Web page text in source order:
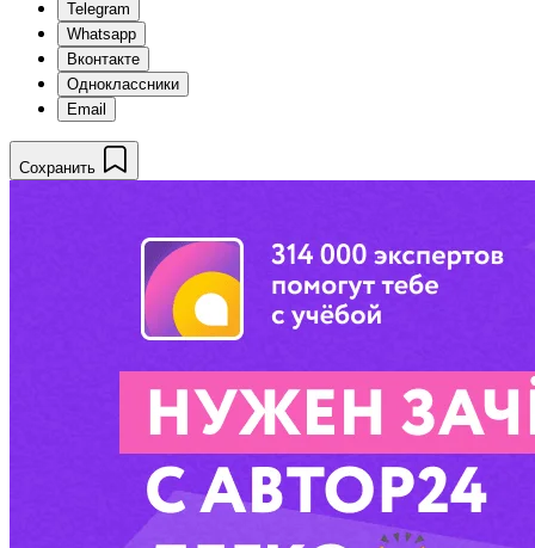
Telegram
Whatsapp
Вконтакте
Одноклассники
Email
Сохранить